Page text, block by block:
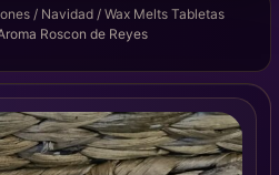
/ Navidad / Wax Melts Tabletas
Roscon de Reyes